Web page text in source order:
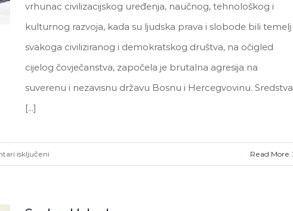
vrhunac civilizacijskog uređenja, naučnog, tehnološkog i
kulturnog razvoja, kada su ljudska prava i slobode bili temelj
svakoga civiliziranog i demokratskog društva, na očigled
cijelog čovječanstva, započela je brutalna agresija na
suverenu i nezavisnu državu Bosnu i Hercegvovinu. Sredstva
[...]
isključeni Read More